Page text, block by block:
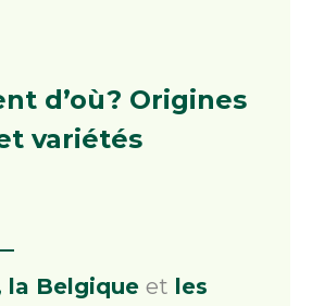
d’où? Origines
variétés
la Belgique et les